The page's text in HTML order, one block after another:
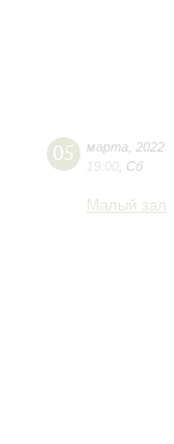
05 марта
2022
19:00 Сб
Малый зал